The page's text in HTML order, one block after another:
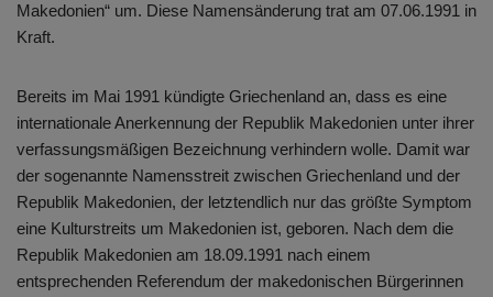
Makedonien“ um. Diese Namensänderung trat am 07.06.1991 in
Kraft.
Bereits im Mai 1991 kündigte Griechenland an, dass es eine
internationale Anerkennung der Republik Makedonien unter ihrer
verfassungsmäßigen Bezeichnung verhindern wolle. Damit war
der sogenannte Namensstreit zwischen Griechenland und der
Republik Makedonien, der letztendlich nur das größte Symptom
eine Kulturstreits um Makedonien ist, geboren. Nach dem die
Republik Makedonien am 18.09.1991 nach einem
entsprechenden Referendum der makedonischen Bürgerinnen